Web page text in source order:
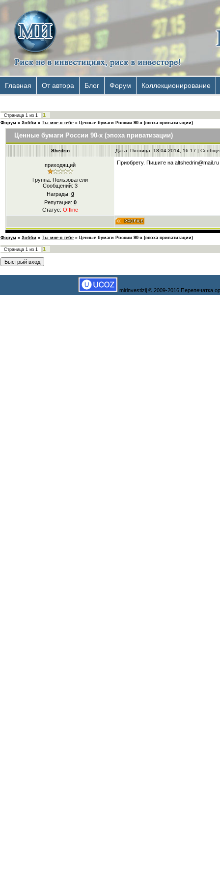
Главная От автора Блог Форум Коллекционирование
Страница 1 из 1 1
Форум » Хобби » Ты мне-я тебе » Ценные бумаги России 90-х (эпоха приватизации)
Ценные бумаги России 90-х (эпоха приватизации)
Shedrin Дата: Пятница, 18.04.2014, 16:17 |
приходящий
Группа: Пользователи
Сообщений: 3
Награды: 0
Репутация: 0
Статус: Offline
Приобрету. Пишите на altshedrin@mail.ru
Форум » Хобби » Ты мне-я тебе » Ценные бумаги России 90-х (эпоха приватизации)
Страница 1 из 1 1
mirinvestizij © 2009-2016 Перепечатка